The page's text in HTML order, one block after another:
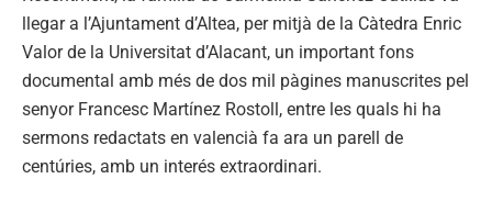
llegar a l’Ajuntament d’Altea, per mitjà de la Càtedra Enric
Valor de la Universitat d’Alacant, un important fons
documental amb més de dos mil pàgines manuscrites pel
senyor Francesc Martínez Rostoll, entre les quals hi ha
sermons redactats en valencià fa ara un parell de
centúries, amb un interés extraordinari.